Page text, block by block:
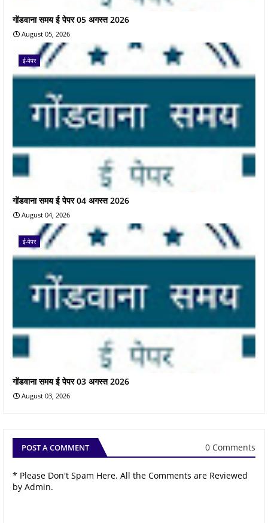
गोंडवाना समय ई पेपर 05 अगस्त 2026
August 05, 2026
ई-पेपर
गोंडवाना समय ई पेपर 04 अगस्त 2026
August 04, 2026
ई-पेपर
गोंडवाना समय ई पेपर 03 अगस्त 2026
August 03, 2026
POST A COMMENT 0 Comments
* Please Don't Spam Here. All the Comments are Reviewed
by Admin.